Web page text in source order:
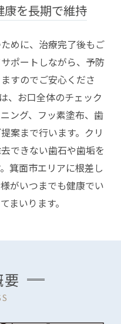
康を長期で維持
めに、治療完了後もご
ポートしながら、予防
すのでご安心くださ
、お口全体のチェック
ング、フッ素塗布、歯
案まで行います。クリ
できない歯石や歯垢を
箕面市エリアに根差し
がいつまでも健康でい
まいります。